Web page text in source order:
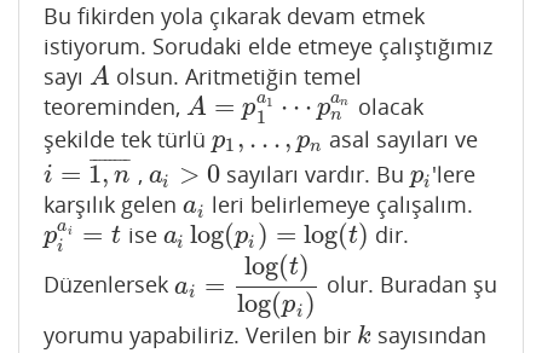
Bu fikirden yola çıkarak devam etmek
istiyorum. Sorudaki elde etmeye çalıştığımız
sayı A
A olsun. Aritmetiğin temel
teoreminden, A = pa1
1 ⋯ pan
n
A= p1 a1⋯pnan
olacak
şekilde tek türlü p1 , …, pn
p1 ,… ,pn asal sayıları ve
i = 1, n
¯ ¯
¯¯¯¯¯¯
i= 1,n¯ , ai > 0
ai> 0 sayıları vardır. Bu pi
pi'lere
karşılık gelen ai
ai leri belirlemeye çalışalım.
pai
i = t
pia =t ise ai log(pi ) = log(t)
ailog(pi)= log(t )
dir.
Düzenlersek ai =
log(t)
log(pi )
ai= log (t)log(pi) olur. Buradan şu
yorumu yapabiliriz. Verilen bir k
k sayısından